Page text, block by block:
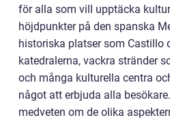
för alla som vill upptäcka
höjdpunkter på den spanska
historiska platser som Castillo
katedralerna, vackra stränder
och många kulturella centra
något att erbjuda alla
medveten om de olika